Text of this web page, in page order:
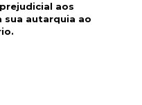
aos
sua autarquia ao